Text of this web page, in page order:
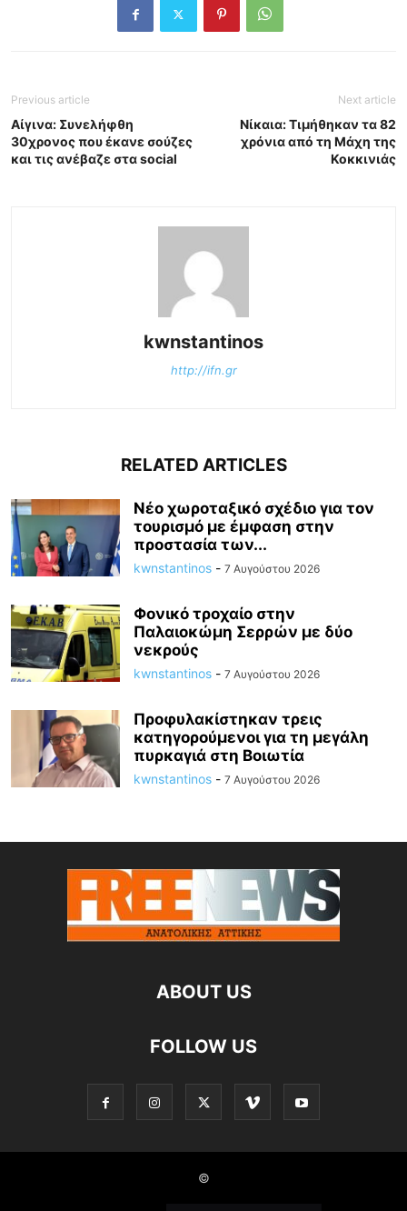
Previous article
Αίγινα: Συνελήφθη
30χρονος που έκανε σούζες
και τις ανέβαζε στα social
Next article
Νίκαια: Τιμήθηκαν τα 82
χρόνια από τη Μάχη της
Κοκκινιάς
kwnstantinos
http://ifn.gr
RELATED ARTICLES
Νέο χωροταξικό σχέδιο για τον
τουρισμό με έμφαση στην
προστασία των...
kwnstantinos - 7 Αυγούστου 2026
Φονικό τροχαίο στην
Παλαιοκώμη Σερρών με δύο
νεκρούς
kwnstantinos - 7 Αυγούστου 2026
Προφυλακίστηκαν τρεις
κατηγορούμενοι για τη μεγάλη
πυρκαγιά στη Βοιωτία
kwnstantinos - 7 Αυγούστου 2026
ABOUT US
FOLLOW US
©